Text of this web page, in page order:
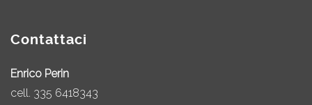
Contattaci
Enrico Perin
cell. 335 6418343